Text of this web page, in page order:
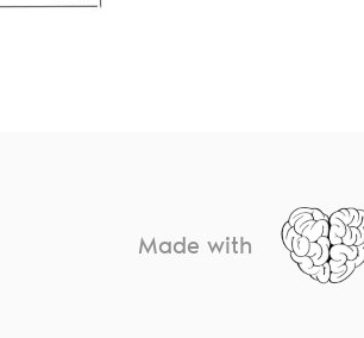
Made with